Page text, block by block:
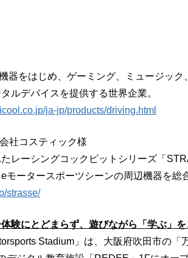
じめ、ゲーミング、ミュージック
イスを提供する世界企業。
ja-jp/products/driving.html
スティック様
ングコックピットシリーズ「
スポーツシーンの周辺機器を総合
strasse/
体験にとどまらず、 遊びながら「学ぶ」
Stadium」は、大阪府吹田市の「